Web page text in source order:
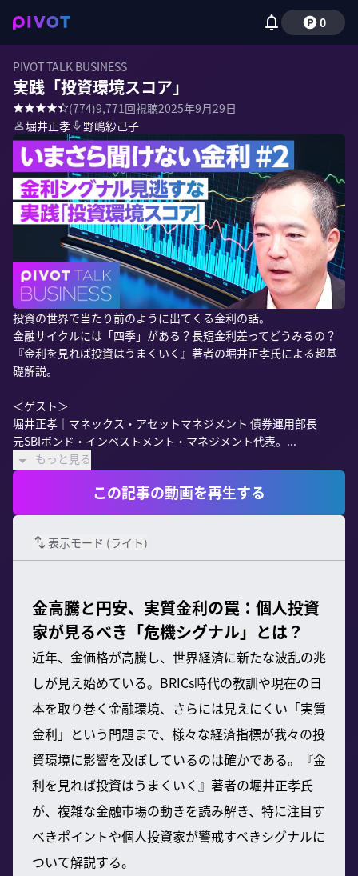
0
PIVOT TALK BUSINESS
実践「投資環境スコア」
(774)9,771回視聴2025年9月29日
堀井正孝
野嶋紗己子
投資の世界で当たり前のように出てくる金利の話。
金融サイクルには「四季」がある？長短金利差ってどうみるの？
『金利を見れば投資はうまくいく』著者の堀井正孝氏による超基
礎解説。
＜ゲスト＞
堀井正孝｜マネックス・アセットマネジメント 債券運用部長
元SBIボンド・インベストメント・マネジメント代表。...
もっと見る
この記事の動画を再生する
表示モード (ライト)
金高騰と円安、実質金利の罠：個人投資
家が見るべき「危機シグナル」とは？
近年、金価格が高騰し、世界経済に新たな波乱の兆
しが見え始めている。BRICs時代の教訓や現在の日
本を取り巻く金融環境、さらには見えにくい「実質
金利」という問題まで、様々な経済指標が我々の投
資環境に影響を及ぼしているのは確かである。『金
利を見れば投資はうまくいく』著者の堀井正孝氏
が、複雑な金融市場の動きを読み解き、特に注目す
べきポイントや個人投資家が警戒すべきシグナルに
ついて解説する。